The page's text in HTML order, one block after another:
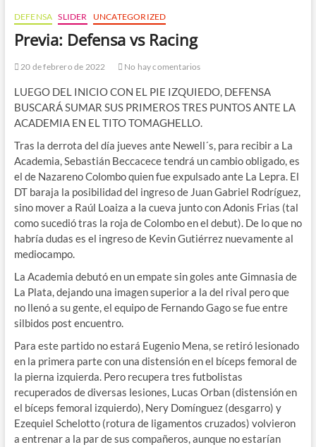
DEFENSA SLIDER UNCATEGORIZED
Previa: Defensa vs Racing
20 de febrero de 2022 No hay comentarios
LUEGO DEL INICIO CON EL PIE IZQUIEDO, DEFENSA
BUSCARÁ SUMAR SUS PRIMEROS TRES PUNTOS ANTE LA
ACADEMIA EN EL TITO TOMAGHELLO.
Tras la derrota del día jueves ante Newell´s, para recibir a La
Academia, Sebastián Beccacece tendrá un cambio obligado, es
el de Nazareno Colombo quien fue expulsado ante La Lepra. El
DT baraja la posibilidad del ingreso de Juan Gabriel Rodríguez,
sino mover a Raúl Loaiza a la cueva junto con Adonis Frias (tal
como sucedió tras la roja de Colombo en el debut). De lo que no
habría dudas es el ingreso de Kevin Gutiérrez nuevamente al
mediocampo.
La Academia debutó en un empate sin goles ante Gimnasia de
La Plata, dejando una imagen superior a la del rival pero que
no llenó a su gente, el equipo de Fernando Gago se fue entre
silbidos post encuentro.
Para este partido no estará Eugenio Mena, se retiró lesionado
en la primera parte con una distensión en el bíceps femoral de
la pierna izquierda. Pero recupera tres futbolistas
recuperados de diversas lesiones, Lucas Orban (distensión en
el bíceps femoral izquierdo), Nery Domínguez (desgarro) y
Ezequiel Schelotto (rotura de ligamentos cruzados) volvieron
a entrenar a la par de sus compañeros, aunque no estarían